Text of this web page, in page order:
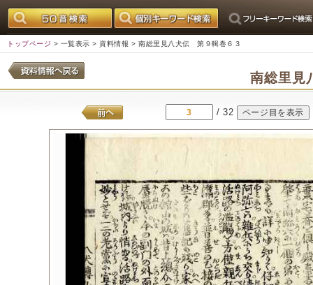
トップページ > 一覧表示 > 資料情報 > 南総里見八犬伝 第９輯巻６３
南総里見
/ 32